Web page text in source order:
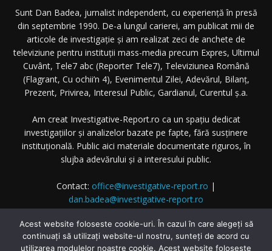
Sunt Dan Badea, jurnalist independent, cu experiență în presă
din septembrie 1990. De-a lungul carierei, am publicat mii de
articole de investigație și am realizat zeci de anchete de
televiziune pentru instituții mass-media precum Expres, Ultimul
Cuvânt, Tele7 abc (Reporter Tele7), Televiziunea Română
(Flagrant, Cu ochii’n 4), Evenimentul Zilei, Adevărul, Bilanț,
Prezent, Privirea, Interesul Public, Gardianul, Curentul ș.a.
Am creat Investigative-Report.ro ca un spațiu dedicat
investigațiilor și analizelor bazate pe fapte, fără susținere
instituțională. Public aici materiale documentate riguros, în
slujba adevărului și a interesului public.
Contact: office@investigative-report.ro |
dan.badea@investigative-report.ro
© 2025 Investigative-Report.ro. Toate drepturile rezervate.
Acest website foloseste cookie-uri. În cazul în care alegeți să
continuați să utilizați website-ul nostru, sunteți de acord cu
utilizarea modulelor noastre cookie. Acest website foloseste